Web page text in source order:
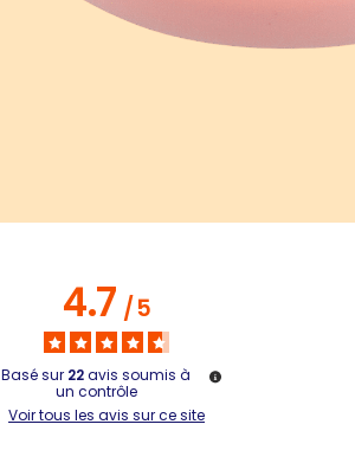
4.7/5
Basé sur 22avis soumis à
un contrôle
Voir tous les avis sur ce site